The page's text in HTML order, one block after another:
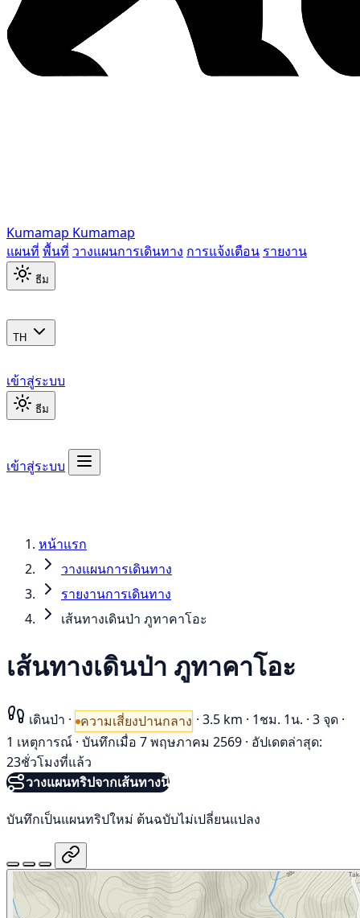
Kumamap Kumamap
แผนที่ พื้นที่ วางแผนการเดินทาง การแจ้งเตือน รายงาน
ธีม
TH
เข้าสู่ระบบ
ธีม
เข้าสู่ระบบ
หน้าแรก
วางแผนการเดินทาง
รายงานการเดินทาง
เส้นทางเดินป่า ภูทาคาโอะ
เส้นทางเดินป่า ภูทาคาโอะ
เดินป่า · ความเสี่ยงปานกลาง · 3.5 km · 1ชม. 1น. · 3 จุด ·
1 เหตุการณ์ · บันทึกเมื่อ 7 พฤษภาคม 2569 · อัปเดตล่าสุด:
23ชั่วโมงที่แล้ว
วางแผนทริปจากเส้นทางนี้
บันทึกเป็นแผนทริปใหม่ ต้นฉบับไม่เปลี่ยนแปลง